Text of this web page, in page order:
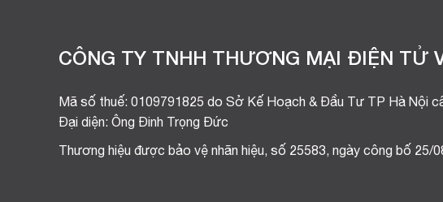
CÔNG TY TNHH THƯƠNG MẠI ĐIỆN TỬ
Mã số thuế: 0109791825 do Sở Kế Hoạch & Đầu Tư TP Hà Nội
Đại diện: Ông Đinh Trọng Đức
Thương hiệu được bảo vệ nhãn hiệu, số 25583, ngày công bố 25/